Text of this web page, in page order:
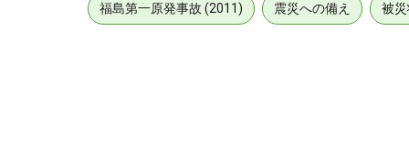
福島第一原発事故 (2011) 震災への備え 被災